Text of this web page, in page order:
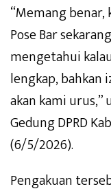
“Memang
Pose Bar
mengetahui
lengkap, bahkan
akan kami urus,”
Gedung DPRD
(6/5/2026).
Pengakuan